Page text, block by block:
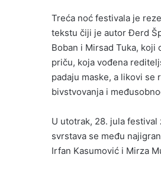
Treća noć festivala je
tekstu čiji je autor Đerd
Boban i Mirsad Tuka,
priču, koja vođena
padaju maske, a likovi
bivstvovanja i
U utotrak, 28. jula festival
svrstava se među
Irfan Kasumović i Mirza